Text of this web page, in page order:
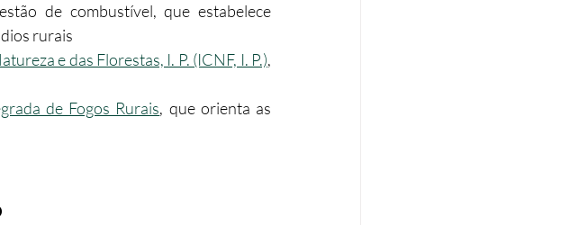
de combustível, que estabelece
rurais
e das Florestas, I. P. (ICNF, I. P.),
de Fogos Rurais, que orienta as